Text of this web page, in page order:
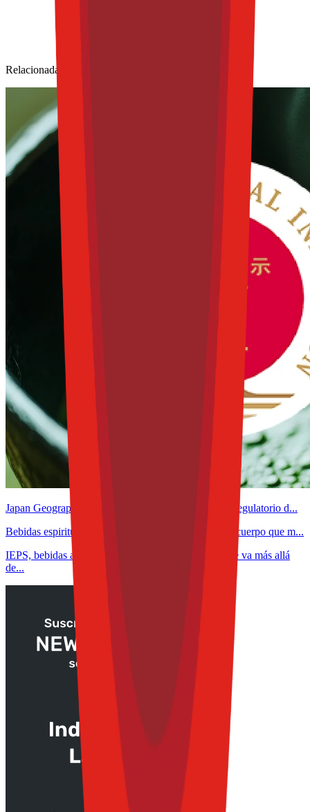
Relacionadas
Japan Geographical Indication aplicada al té: el giro regulatorio d...
Bebidas espirituosas sin alcohol: los retos de sabor y cuerpo que m...
IEPS, bebidas adulteradas e inocuidad: un debate que va más allá
de...